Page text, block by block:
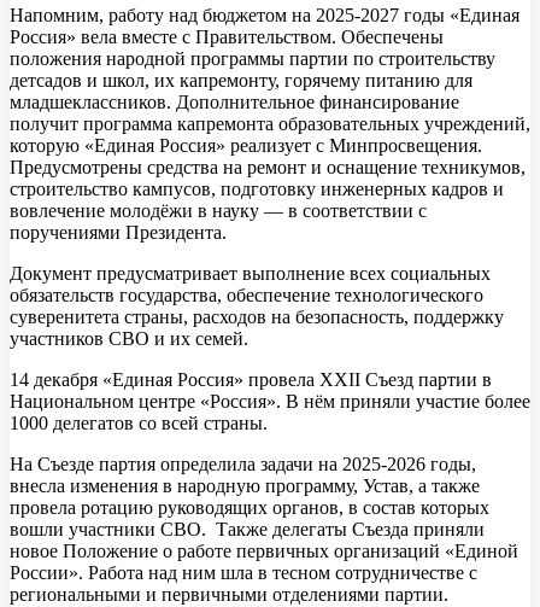
Напомним, работу над бюджетом на 2025-2027 годы «Единая
Россия» вела вместе с Правительством. Обеспечены
положения народной программы партии по строительству
детсадов и школ, их капремонту, горячему питанию для
младшеклассников. Дополнительное финансирование
получит программа капремонта образовательных учреждений,
которую «Единая Россия» реализует с Минпросвещения.
Предусмотрены средства на ремонт и оснащение техникумов,
строительство кампусов, подготовку инженерных кадров и
вовлечение молодёжи в науку — в соответствии с
поручениями Президента.
Документ предусматривает выполнение всех социальных
обязательств государства, обеспечение технологического
суверенитета страны, расходов на безопасность, поддержку
участников СВО и их семей.
14 декабря «Единая Россия» провела XXII Съезд партии в
Национальном центре «Россия». В нём приняли участие более
1000 делегатов со всей страны.
На Съезде партия определила задачи на 2025-2026 годы,
внесла изменения в народную программу, Устав, а также
провела ротацию руководящих органов, в состав которых
вошли участники СВО. Также делегаты Съезда приняли
новое Положение о работе первичных организаций «Единой
России». Работа над ним шла в тесном сотрудничестве с
региональными и первичными отделениями партии.